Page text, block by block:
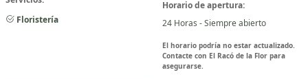
Floristería
Horario de apertura:
24 Horas - Siempre abierto
El horario podría no estar actualizado.
Contacte con El Racó de la Flor para
asegurarse.